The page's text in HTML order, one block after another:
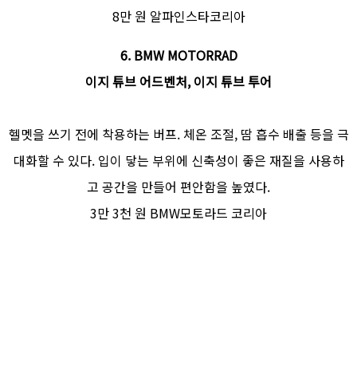
8만 원 알파인스타코리아
6. BMW MOTORRAD
이지 튜브 어드벤처, 이지 튜브 투어
헬멧을 쓰기 전에 착용하는 버프. 체온 조절, 땀 흡수 배출 등을 극
대화할 수 있다. 입이 닿는 부위에 신축성이 좋은 재질을 사용하
고 공간을 만들어 편안함을 높였다.
3만 3천 원 BMW모토라드 코리아